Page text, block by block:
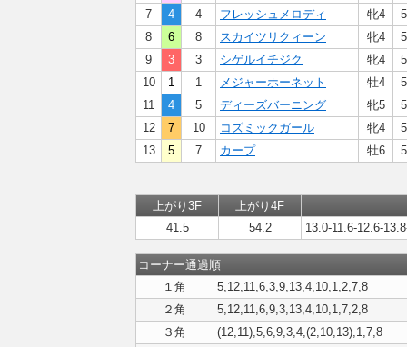
7
4 4 フレッシュメロディ 牝4
8
6 8 スカイツリクィーン 牝4
9
3 3 シゲルイチジク 牝4
10
1 1 メジャーホーネット 牡4
11
4 5 ディーズバーニング 牝5
12
7 10 コズミックガール 牝4
13
5 7 カープ 牡6
上がり3F
上がり4F
41.5
54.2 13.0-11.6-12.6-
コーナー通過順
１角
5,12,11,6,3,9,13,4,10,1,2,7,8
２角
5,12,11,6,9,3,13,4,10,1,7,2,8
３角
(12,11),5,6,9,3,4,(2,10,13),1,7,8